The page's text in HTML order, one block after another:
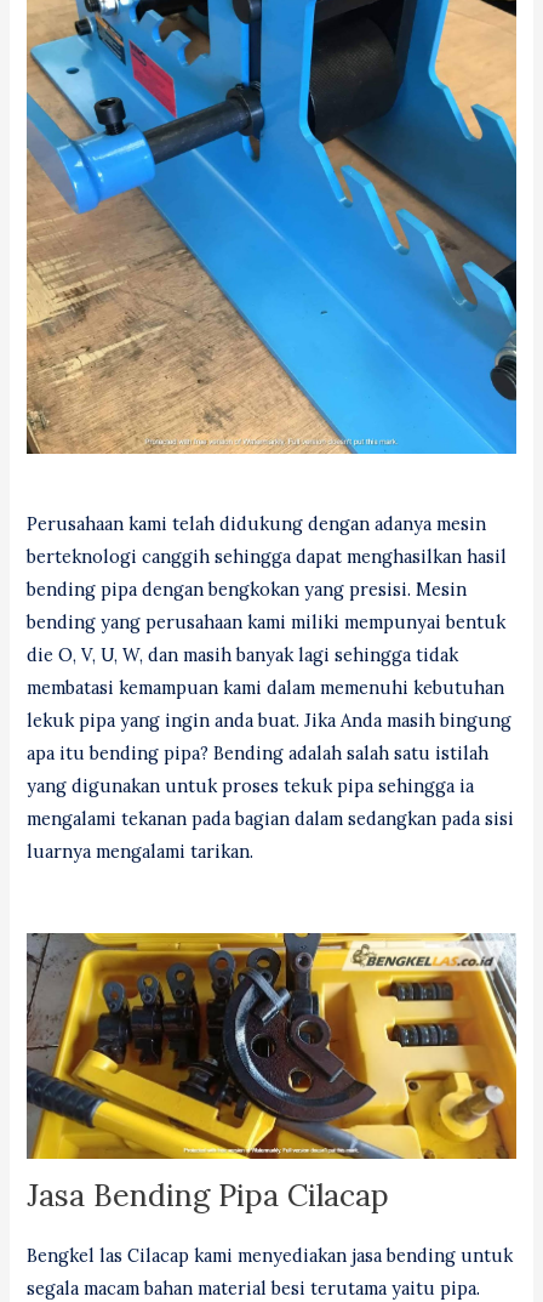
Perusahaan kami telah didukung dengan adanya mesin
berteknologi canggih sehingga dapat menghasilkan hasil
bending pipa dengan bengkokan yang presisi. Mesin
bending yang perusahaan kami miliki mempunyai bentuk
die O, V, U, W, dan masih banyak lagi sehingga tidak
membatasi kemampuan kami dalam memenuhi kebutuhan
lekuk pipa yang ingin anda buat. Jika Anda masih bingung
apa itu bending pipa? Bending adalah salah satu istilah
yang digunakan untuk proses tekuk pipa sehingga ia
mengalami tekanan pada bagian dalam sedangkan pada sisi
luarnya mengalami tarikan.
Jasa Bending Pipa Cilacap
Bengkel las Cilacap kami menyediakan jasa bending untuk
segala macam bahan material besi terutama yaitu pipa.